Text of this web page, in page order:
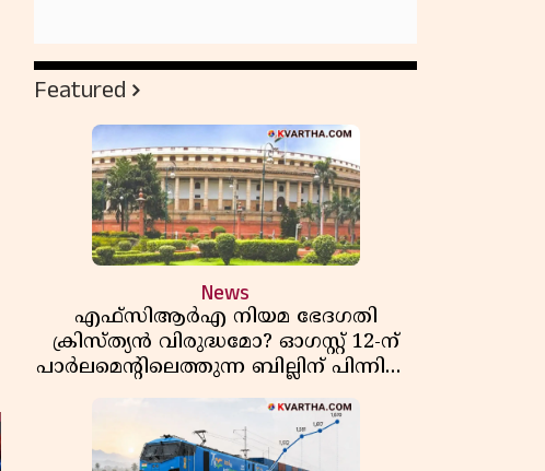
Featured
News
എഫ്സിആർഎ നിയമ ഭേദഗതി
ക്രിസ്ത്യൻ വിരുദ്ധമോ? ഓഗസ്റ്റ് 12-ന്
പാർലമെന്റിലെത്തുന്ന ബില്ലിന് പിന്നിലെ
യഥാർത്ഥ അജണ്ട എന്ത്?